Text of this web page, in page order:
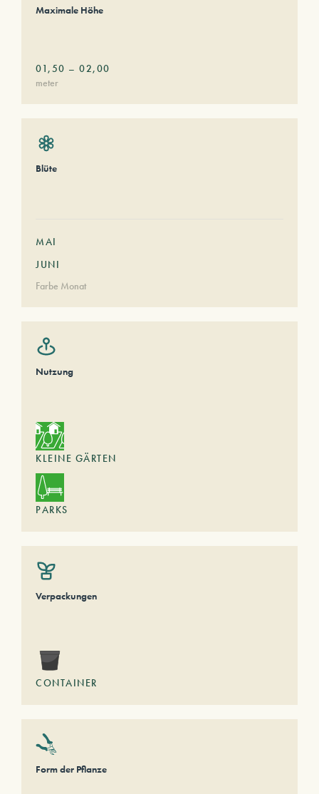
Maximale Höhe
01,50 – 02,00
meter
Blüte
MAI
JUNI
Farbe Monat
Nutzung
KLEINE GÄRTEN
PARKS
Verpackungen
CONTAINER
Form der Pflanze